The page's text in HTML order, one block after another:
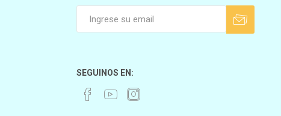
SEGUINOS EN: